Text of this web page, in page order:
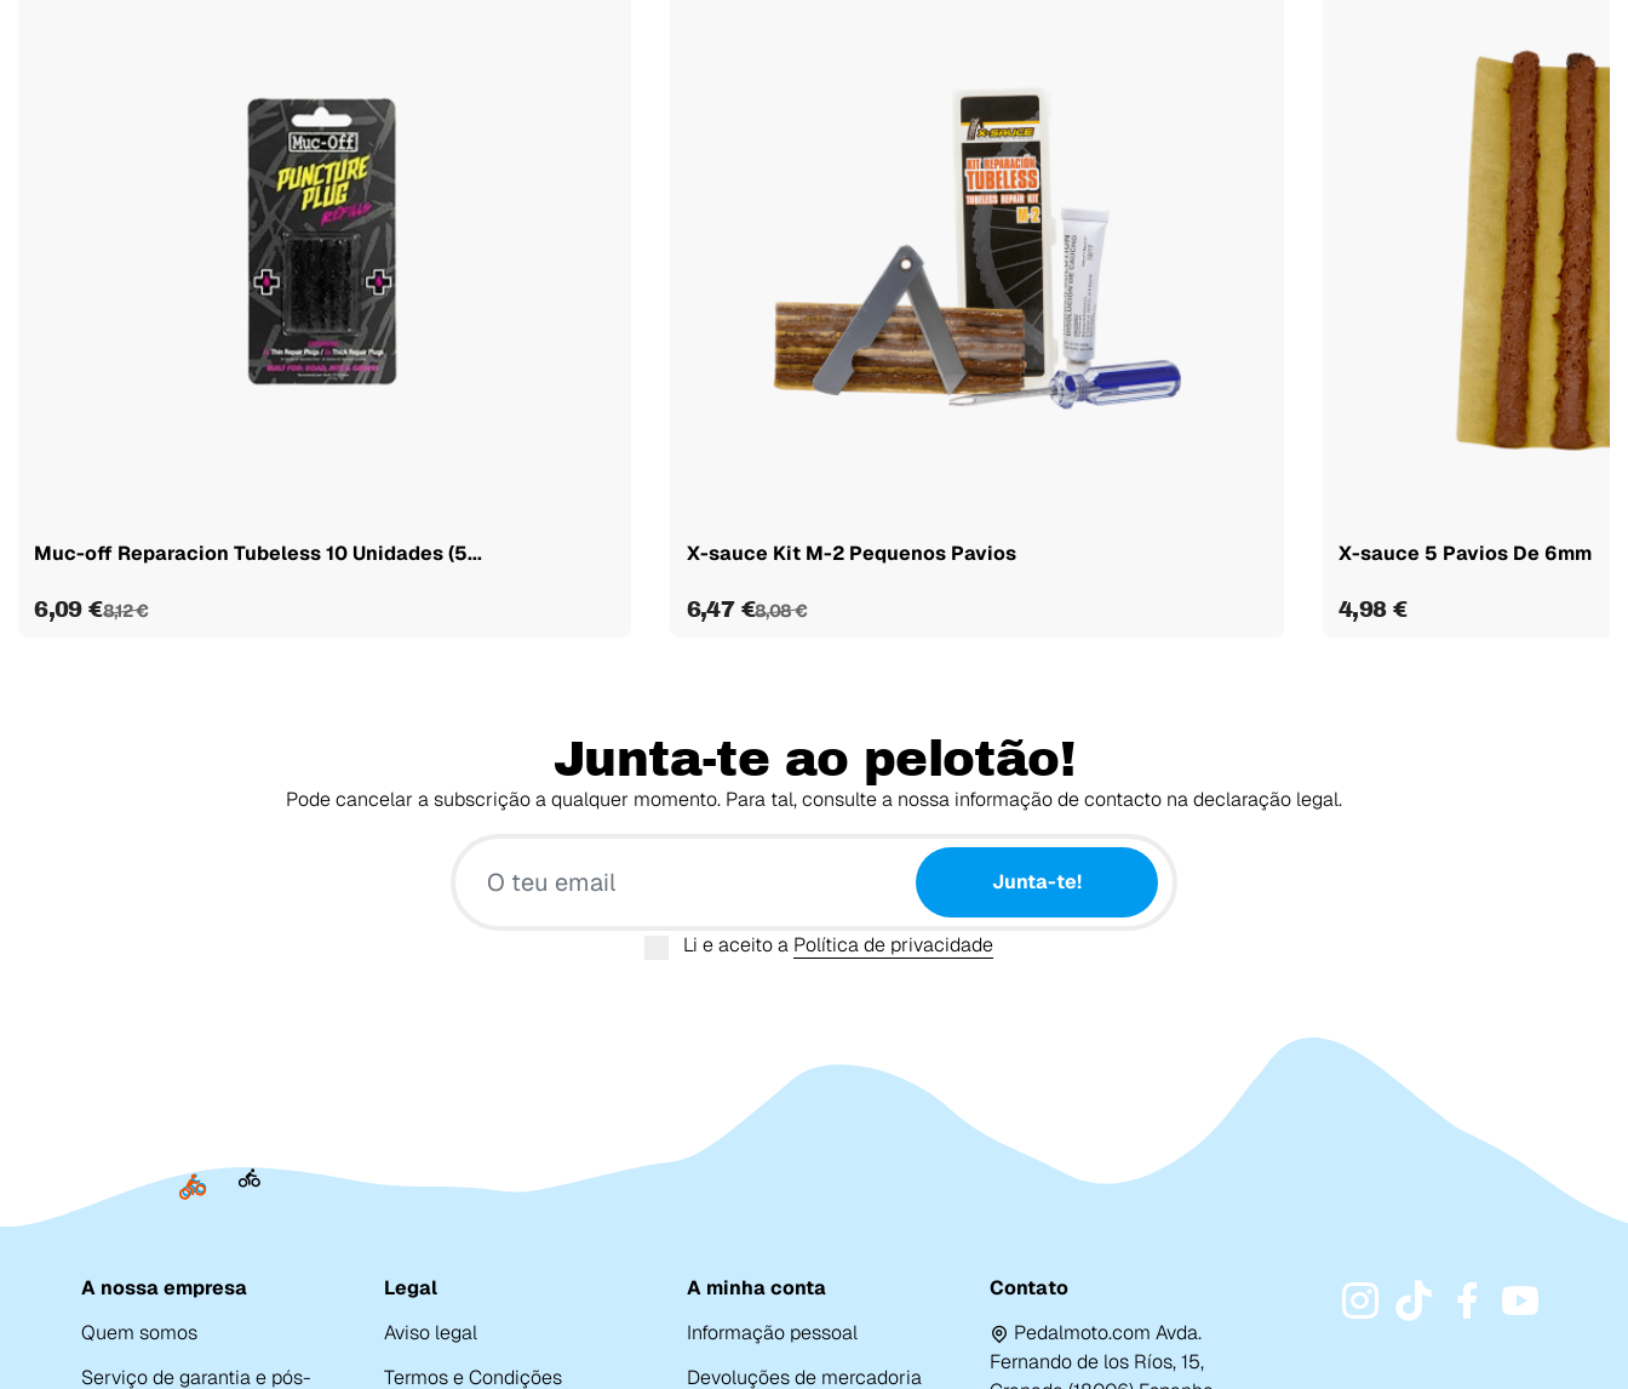
Muc-off Reparacion Tubeless 10 Unidades (5...
6,09 €8,12 €
X-sauce Kit M-2 Pequenos Pavios
6,47 €8,08 €
X-sauce 5 Pavios De 6mm
4,98 €
Junta-te ao pelotão!
Pode cancelar a subscrição a qualquer momento. Para tal, consulte a nossa informação de contacto na declaração legal.
Junta-te!
Li e aceito a Política de privacidade
A nossa empresa
Quem somos
Serviço de garantia e pós-
Legal
Aviso legal
Termos e Condições
A minha conta
Informação pessoal
Devoluções de mercadoria
Contato
Pedalmoto.com Avda.
Fernando de los Ríos, 15,